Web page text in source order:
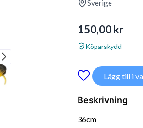
Sverige
150,00kr
Köparskydd
Lägg till i
Beskrivning
36cm